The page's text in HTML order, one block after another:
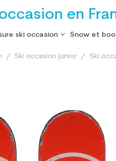
en
ski occasion Snow et
Ski occasion junior Ski